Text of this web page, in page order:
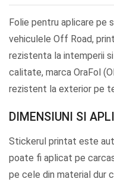
Folie pentru aplicare pe
vehiculele Off Road,
rezistenta la intemperii
calitate, marca OraFol
rezistent la exterior pe
DIMENSIUNI SI
Stickerul printat este
poate fi aplicat pe
pe cele din material dur